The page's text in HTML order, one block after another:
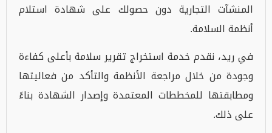
المنشآت التجارية دون حصولك على شهادة استلام
أنظمة السلامة.
في ريد، نقدم خدمة استخراج تقرير سلامة بأعلى كفاءة
وجودة من خلال مراجعة الأنظمة والتأكد من فعاليتها
ومطابقتها للمخططات المعتمدة وإصدار الشهادة بناءً
على ذلك.